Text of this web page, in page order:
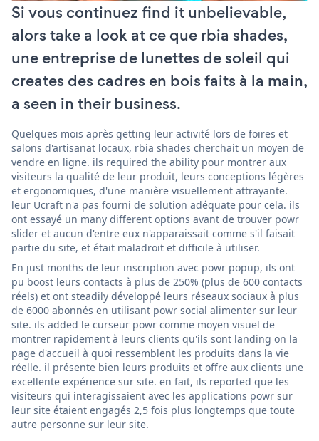
Si vous continuez find it unbelievable,
alors take a look at ce que rbia shades,
une entreprise de lunettes de soleil qui
creates des cadres en bois faits à la main,
a seen in their business.
Quelques mois après getting leur activité lors de foires et
salons d'artisanat locaux, rbia shades cherchait un moyen de
vendre en ligne. ils required the ability pour montrer aux
visiteurs la qualité de leur produit, leurs conceptions légères
et ergonomiques, d'une manière visuellement attrayante.
leur Ucraft n'a pas fourni de solution adéquate pour cela. ils
ont essayé un many different options avant de trouver powr
slider et aucun d'entre eux n'apparaissait comme s'il faisait
partie du site, et était maladroit et difficile à utiliser.
En just months de leur inscription avec powr popup, ils ont
pu boost leurs contacts à plus de 250% (plus de 600 contacts
réels) et ont steadily développé leurs réseaux sociaux à plus
de 6000 abonnés en utilisant powr social alimenter sur leur
site. ils added le curseur powr comme moyen visuel de
montrer rapidement à leurs clients qu'ils sont landing on la
page d'accueil à quoi ressemblent les produits dans la vie
réelle. il présente bien leurs produits et offre aux clients une
excellente expérience sur site. en fait, ils reported que les
visiteurs qui interagissaient avec les applications powr sur
leur site étaient engagés 2,5 fois plus longtemps que toute
autre personne sur leur site.